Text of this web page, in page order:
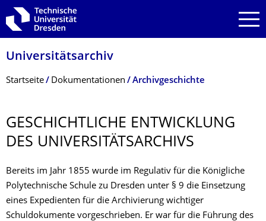
Zur Hauptnavigation springen
Zur Suche springen
Zum Inhalt springen
Universitätsarchiv
Breadcrumb-Menü
Startseite Dokumen­tationen Archivgeschichte
GESCHICHTLICHE ENTWICKLUNG
DES UNIVERSITÄTSAR­CHIVS
Bereits im Jahr 1855 wurde im Regulativ für die Königliche
Polytechnische Schule zu Dresden unter § 9 die Einsetzung
eines Expedienten für die Archivierung wichtiger
Schuldokumente vorgeschrieben. Er war für die Führung des